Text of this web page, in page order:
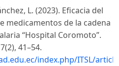
L. (2023). Eficacia del
medicamentos de la cadena
“Hospital Coromoto”.
41–54.
index.php/ITSL/